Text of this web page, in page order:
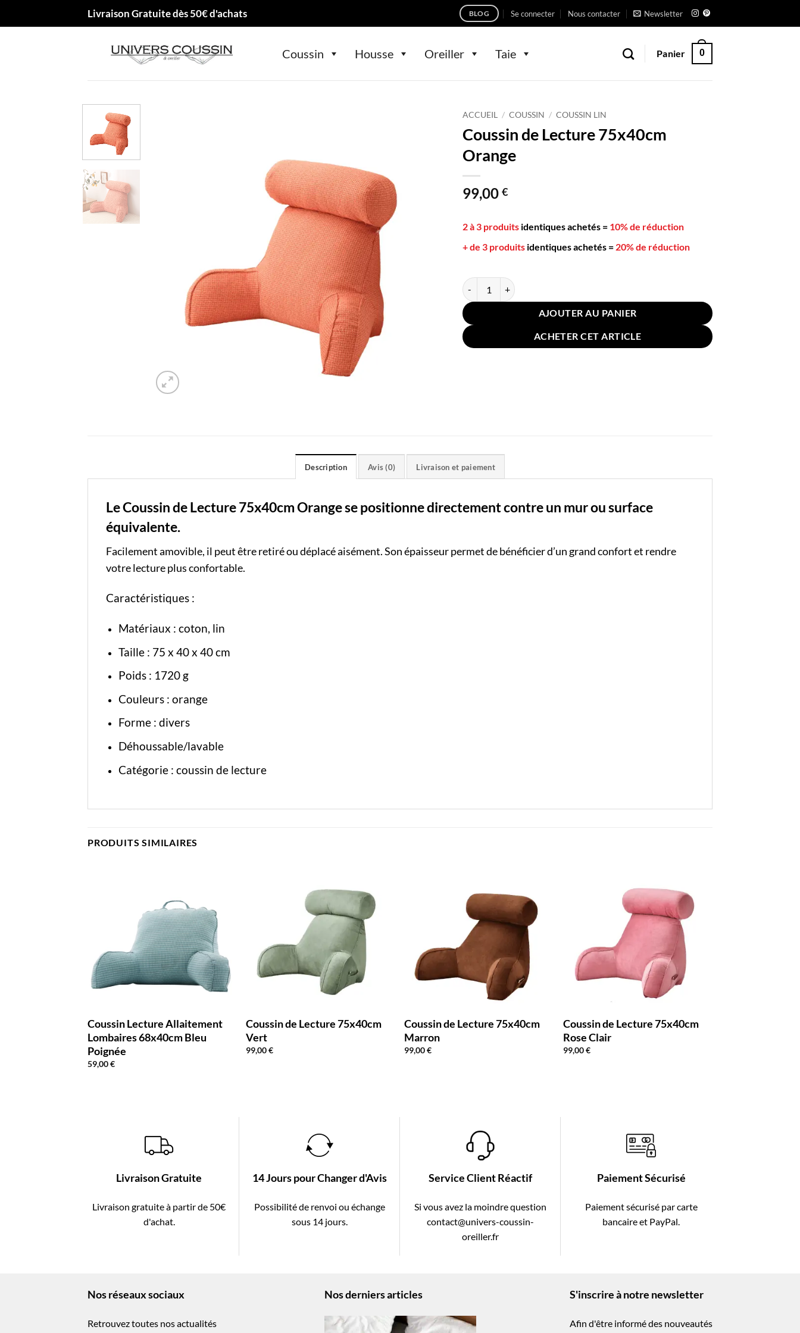
Livraison Gratuite dès 50€ d'achats BLOG Se connecter Nous contacter Newsletter
Coussin Housse Oreiller Taie Panier 0
ACCUEIL / COUSSIN / COUSSIN LIN
Coussin de Lecture 75x40cm
Orange
99,00 €
2 à 3 produits identiques achetés = 10% de réduction
+ de 3 produits identiques achetés = 20% de réduction
quantité de Coussin de Lecture 75x40cm Orange
AJOUTER AU PANIER
ACHETER CET ARTICLE
Description Avis (0) Livraison et paiement
Le Coussin de Lecture 75x40cm Orange se positionne directement contre un mur ou surface
équivalente.
Facilement amovible, il peut être retiré ou déplacé aisément. Son épaisseur permet de bénéficier d’un grand confort et rendre
votre lecture plus confortable.
Caractéristiques :
Matériaux : coton, lin
Taille : 75 x 40 x 40 cm
Poids : 1720 g
Couleurs : orange
Forme : divers
Déhoussable/lavable
Catégorie : coussin de lecture
PRODUITS SIMILAIRES
Coussin Lecture Allaitement
Lombaires 68x40cm Bleu
Poignée
59,00€
Coussin de Lecture 75x40cm
Vert
99,00€
Coussin de Lecture 75x40cm
Marron
99,00€
Coussin de Lecture 75x40cm
Rose Clair
99,00€
Livraison Gratuite
Livraison gratuite à partir de 50€
d'achat.
14 Jours pour Changer d'Avis
Possibilité de renvoi ou échange
sous 14 jours.
Service Client Réactif
Si vous avez la moindre question
contact@univers-coussin-
oreiller.fr
Paiement Sécurisé
Paiement sécurisé par carte
bancaire et PayPal.
Nos réseaux sociaux
Retrouvez toutes nos actualités
Nos derniers articles S'inscrire à notre newsletter
Afin d'être informé des nouveautés